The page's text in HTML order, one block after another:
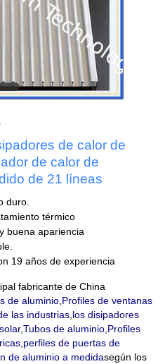
de calor de
de calor de
de 21 líneas
duro.
térmico
buena apariencia
19 años de experiencia
fabricante de China
de aluminio,Profiles de ventanas
las industrias,los disipadores
,Tubos de aluminio,Profiles
,perfiles de puertas de
de aluminio a medidasegún los